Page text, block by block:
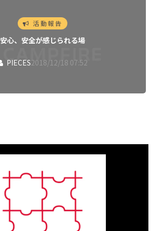
活動報告
安心、安全が感じられる場
PIECES2018/12/18 07:52